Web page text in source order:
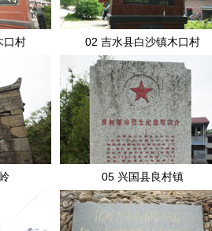
口村 02 吉水县白沙镇木口村
05 兴国县良村镇